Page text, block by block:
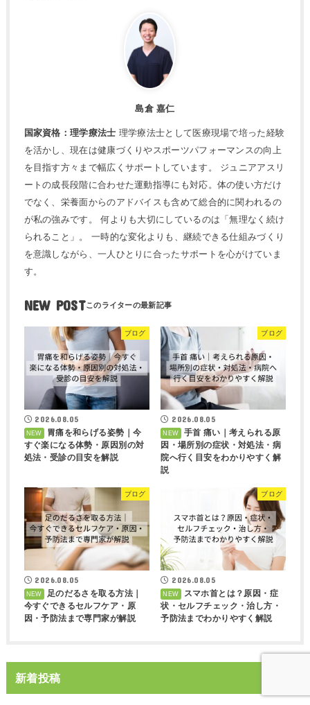
島倉 嘉仁
国家資格：理学療法士 理学療法士として医療現場で培った経験
を活かし、現在は健康づくりやスポーツパフォーマンスの向上
を目指す方々まで幅広くサポートしています。 ジュニアアスリ
ートの成長段階に合わせた運動指導にも対応。体の使い方だけ
でなく、栄養面からのアドバイスも含めて総合的に関われるの
が私の強みです。 何よりも大切にしているのは「無理なく続け
られること」。 一時的な変化よりも、継続できる仕組みづくり
を意識しながら、一人ひとりに合ったサポートを心がけていま
す。
NEW POST
ブログ
2026.08.05
胃痛を和らげる姿勢｜今
すぐ楽になる体勢・原因別の対
処法・受診の目安を解説
ブログ
2026.08.05
手首 痛い｜考えられる原
因・場所別の症状・対処法・病
院へ行く目安をわかりやすく解
説
ブログ
2026.08.05
足のだるさを取る方法｜
今すぐできるセルフケア・原
因・予防法まで専門家が解説
ブログ
2026.08.05
スマホ首とは？原因・症
状・セルフチェック・治し方・
予防法までわかりやすく解説
新着投稿